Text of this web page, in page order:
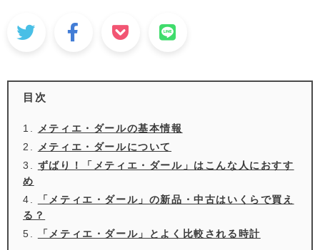
目次
メティエ・ダールの基本情報
メティエ・ダールについて
ずばり！「メティエ・ダール」はこんな人におすす
め
「メティエ・ダール」の新品・中古はいくらで買え
る？
「メティエ・ダール」とよく比較される時計